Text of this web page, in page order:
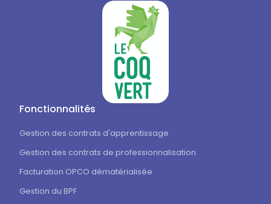
Fonctionnalités
Gestion des contrats d'apprentissage
Gestion des contrats de professionnalisation
Facturation OPCO dématérialisée
Gestion du BPF